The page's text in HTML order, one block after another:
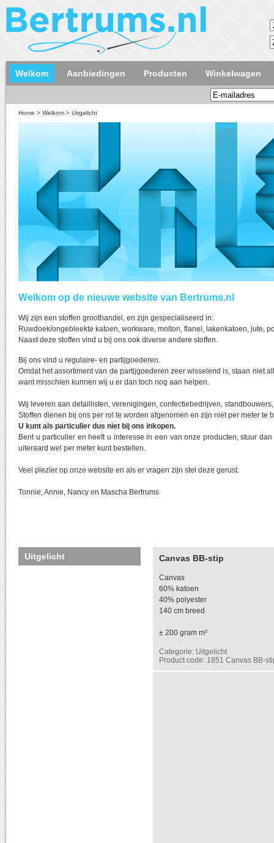
Welkom Aanbiedingen Producten Winkelwagen
Home > Welkom > Uitgelicht
Welkom op de nieuwe website van Bertrums.nl
Wij zijn een stoffen groothandel, en zijn gespecialiseerd in:
Ruwdoek/ongebleekte katoen, workware, molton, flanel, lakenkatoen, jute,
Naast deze stoffen vind u bij ons ook diverse andere stoffen.
Bij ons vind u regulaire- en partijgoederen.
Omdat het assortiment van de partijgoederen zeer wisselend is, staan niet
want misschien kunnen wij u er dan toch nog aan helpen.
Wij leveren aan detaillisten, verenigingen, confectiebedrijven,
Stoffen dienen bij ons per rol te worden afgenomen en zijn niet per meter te
U kunt als particulier dus niet bij ons inkopen.
Bent u particulier en heeft u interesse in een van onze producten, stuur
uiteraard wel per meter kunt bestellen.
Veel plezier op onze website en als er vragen zijn stel deze gerust.
Tonnie, Annie, Nancy en Mascha Bertrums
Uitgelicht Canvas BB-stip
Canvas
60% katoen
40% polyester
140 cm breed
± 200 gram m²
Categorie: Uitgelicht
Product code: 1851 Canvas BB-